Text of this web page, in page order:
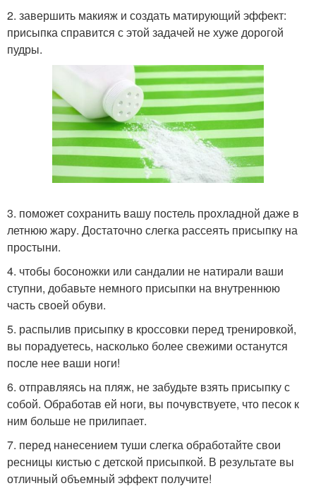
2. завершить макияж и создать матирующий эффект:
присыпка справится с этой задачей не хуже дорогой
пудры.
3. поможет сохранить вашу постель прохладной даже в
летнюю жару. Достаточно слегка рассеять присыпку на
простыни.
4. чтобы босоножки или сандалии не натирали ваши
ступни, добавьте немного присыпки на внутреннюю
часть своей обуви.
5. распылив присыпку в кроссовки перед тренировкой,
вы порадуетесь, насколько более свежими останутся
после нее ваши ноги!
6. отправляясь на пляж, не забудьте взять присыпку с
собой. Обработав ей ноги, вы почувствуете, что песок к
ним больше не прилипает.
7. перед нанесением туши слегка обработайте свои
ресницы кистью с детской присыпкой. В результате вы
отличный объемный эффект получите!